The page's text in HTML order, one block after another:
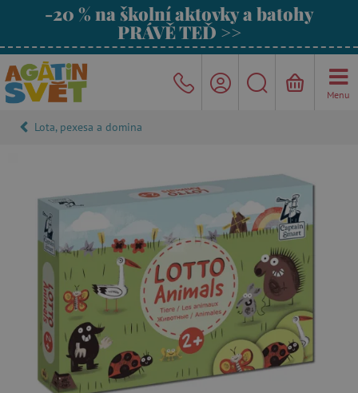
-20 % na školní aktovky a batohy
PRÁVĚ TEĎ >>
Menu
Lota, pexesa a domina